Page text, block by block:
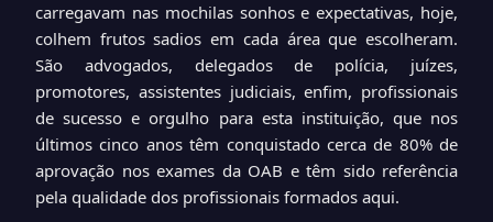
carregavam nas mochilas sonhos e expectativas, hoje,
colhem frutos sadios em cada área que escolheram.
São advogados, delegados de polícia, juízes,
promotores, assistentes judiciais, enfim, profissionais
de sucesso e orgulho para esta instituição, que nos
últimos cinco anos têm conquistado cerca de 80% de
aprovação nos exames da OAB e têm sido referência
pela qualidade dos profissionais formados aqui.